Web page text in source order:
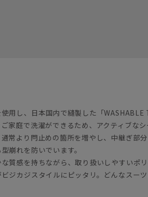
用し、日本国内で縫製した「WASHABLE
家庭で洗濯ができるため、アクティブな
常より閂止めの箇所を増やし、中継ぎ部
崩れを防いでいます。
質感を持ちながら、取り扱いしやすいポリ
ジカジスタイルにピッタリ。どんなスー